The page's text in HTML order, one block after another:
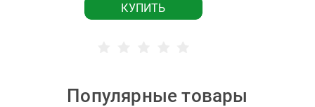
КУПИТЬ
Популярные товары